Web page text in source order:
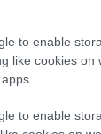
to enable
like cookies on
to enable
AI enthusiast
Οκτώβριο,